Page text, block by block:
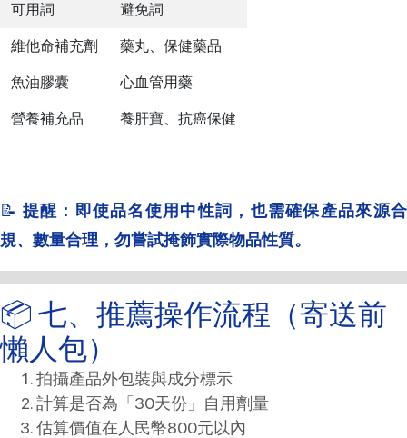
可用詞 避免詞
維他命補充劑 藥丸、保健藥品
魚油膠囊 心血管用藥
營養補充品 養肝寶、抗癌保健
📝 提醒：即使品名使用中性詞，也需確保產品來源合
規、數量合理，勿嘗試掩飾實際物品性質。
📦 七、推薦操作流程（寄送前
懶人包）
拍攝產品外包裝與成分標示
計算是否為「30天份」自用劑量
估算價值在人民幣800元以內